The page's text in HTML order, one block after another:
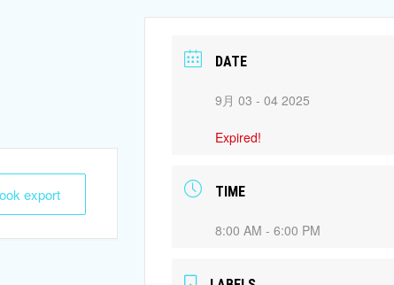
export
DATE
9月 03 - 04 2025
Expired!
TIME
8:00 AM - 6:00 PM